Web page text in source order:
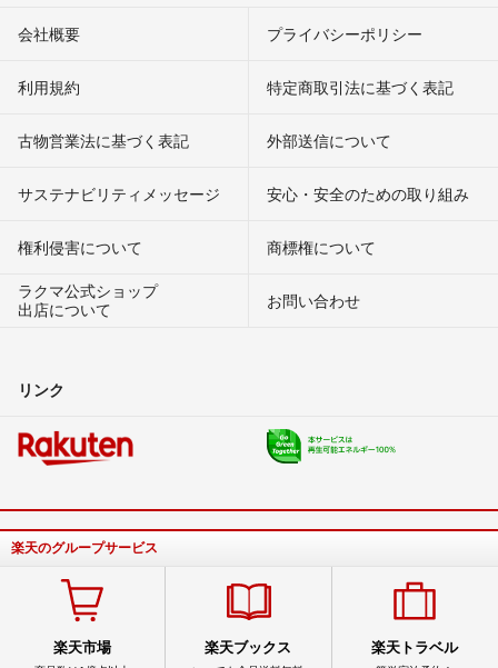
会社概要 プライバシーポリシー
利用規約 特定商取引法に基づく表記
古物営業法に基づく表記 外部送信について
サステナビリティメッセージ 安心・安全のための取り組み
権利侵害について
商標権について
ラクマ公式ショップ
出店について
お問い合わせ
リンク
楽天のグループサービス
楽天市場 楽天ブックス 楽天トラベル